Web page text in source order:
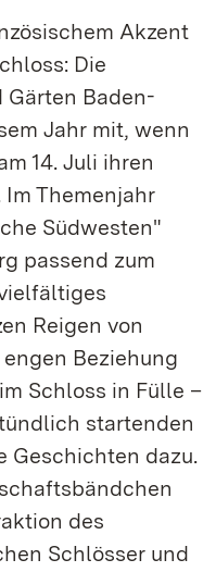
Akzent
Die
Gärten Baden-
Jahr mit, wenn
14. Juli ihren
Themenjahr
Südwesten"
passend zum
Reigen von
Beziehung
Schloss in Fülle –
startenden
Geschichten dazu.
des
Schlösser und